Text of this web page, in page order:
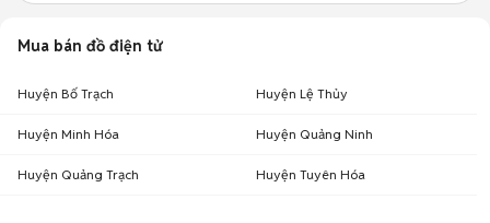
Mua bán đồ điện tử
Huyện Bố Trạch Huyện Lệ Thủy
Huyện Minh Hóa Huyện Quảng Ninh
Huyện Quảng Trạch Huyện Tuyên Hóa